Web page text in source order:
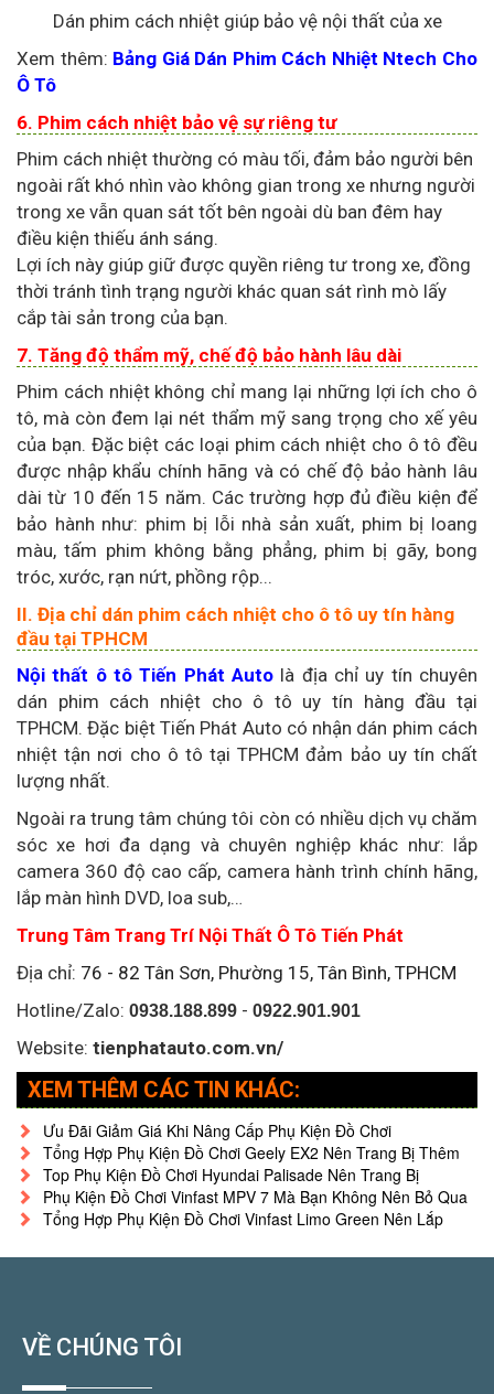
Dán phim cách nhiệt giúp bảo vệ nội thất của xe
Xem thêm: Bảng Giá Dán Phim Cách Nhiệt Ntech Cho
Ô Tô
6. Phim cách nhiệt bảo vệ sự riêng tư
Phim cách nhiệt thường có màu tối, đảm bảo người bên
ngoài rất khó nhìn vào không gian trong xe nhưng người
trong xe vẫn quan sát tốt bên ngoài dù ban đêm hay
điều kiện thiếu ánh sáng.
Lợi ích này giúp giữ được quyền riêng tư trong xe, đồng
thời tránh tình trạng người khác quan sát rình mò lấy
cắp tài sản trong của bạn.
7. Tăng độ thẩm mỹ, chế độ bảo hành lâu dài
Phim cách nhiệt không chỉ mang lại những lợi ích cho ô
tô, mà còn đem lại nét thẩm mỹ sang trọng cho xế yêu
của bạn. Đặc biệt các loại phim cách nhiệt cho ô tô đều
được nhập khẩu chính hãng và có chế độ bảo hành lâu
dài từ 10 đến 15 năm. Các trường hợp đủ điều kiện để
bảo hành như: phim bị lỗi nhà sản xuất, phim bị loang
màu, tấm phim không bằng phẳng, phim bị gãy, bong
tróc, xước, rạn nứt, phồng rộp...
II. Địa chỉ dán phim cách nhiệt cho ô tô uy tín hàng
đầu tại TPHCM
Nội thất ô tô Tiến Phát Auto là địa chỉ uy tín chuyên
dán phim cách nhiệt cho ô tô uy tín hàng đầu tại
TPHCM. Đặc biệt Tiến Phát Auto có nhận dán phim cách
nhiệt tận nơi cho ô tô tại TPHCM đảm bảo uy tín chất
lượng nhất.
Ngoài ra trung tâm chúng tôi còn có nhiều dịch vụ chăm
sóc xe hơi đa dạng và chuyên nghiệp khác như: lắp
camera 360 độ cao cấp, camera hành trình chính hãng,
lắp màn hình DVD, loa sub,…
Trung Tâm Trang Trí Nội Thất Ô Tô Tiến Phát
Địa chỉ: 76 - 82 Tân Sơn, Phường 15, Tân Bình, TPHCM
Hotline/Zalo: 0938.188.899 - 0922.901.901
Website: tienphatauto.com.vn/
XEM THÊM CÁC TIN KHÁC:
Ưu Đãi Giảm Giá Khi Nâng Cấp Phụ Kiện Đồ Chơi
Tổng Hợp Phụ Kiện Đồ Chơi Geely EX2 Nên Trang Bị Thêm
Top Phụ Kiện Đồ Chơi Hyundai Palisade Nên Trang Bị
Phụ Kiện Đồ Chơi Vinfast MPV 7 Mà Bạn Không Nên Bỏ Qua
Tổng Hợp Phụ Kiện Đồ Chơi Vinfast Limo Green Nên Lắp
VỀ CHÚNG TÔI